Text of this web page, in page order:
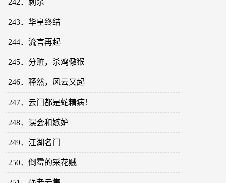
242．刺杀
243．华皇终结
244．流言再起
245．分赃，杀鸡儆猴
246．释然，风云又起
247．云门都是蛇精病！
248．误会和嫉妒
249．江湖名门
250．倒霉的采花贼